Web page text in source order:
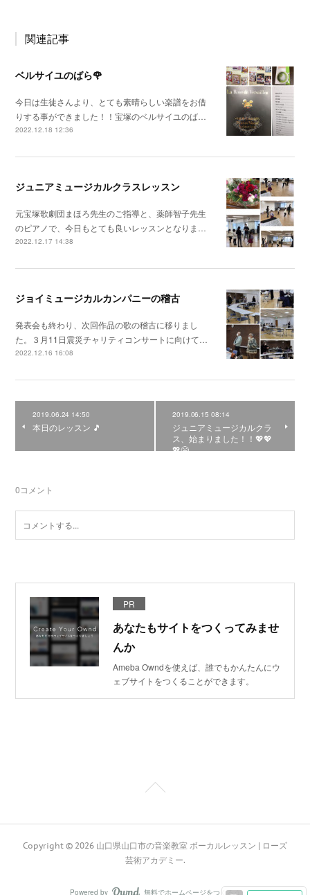
関連記事
ベルサイユのばら🌹
今日は生徒さんより、とても素晴らしい楽譜をお借
りする事ができました！！宝塚のベルサイユのば…
2022.12.18 12:36
ジュニアミュージカルクラスレッスン
元宝塚歌劇団まほろ先生のご指導と、薬師智子先生
のピアノで、今日もとても良いレッスンとなりま…
2022.12.17 14:38
ジョイミュージカルカンパニーの稽古
発表会も終わり、次回作品の歌の稽古に移りまし
た。３月11日震災チャリティコンサートに向けて…
2022.12.16 16:08
2019.06.24 14:50
本日のレッスン 🎵
2019.06.15 08:14
ジュニアミュージカルクラ
ス、始まりました！！💖💖
💖😄
0コメント
PR
あなたもサイトをつくってみませ
んか
Ameba Owndを使えば、誰でもかんたんにウ
ェブサイトをつくることができます。
Copyright © 2026 山口県山口市の音楽教室 ボーカルレッスン | ローズ
芸術アカデミー.
Powered by 無料でホームページをつくろう